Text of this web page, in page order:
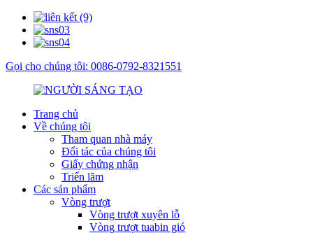
Gọi cho chúng tôi: 0086-0792-8321551
Trang chủ
Về chúng tôi
Tham quan nhà máy
Đối tác của chúng tôi
Giấy chứng nhận
Triển lãm
Các sản phẩm
Vòng trượt
Vòng trượt xuyên lỗ
Vòng trượt tuabin gió